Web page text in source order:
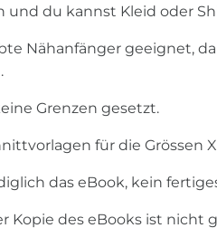
und du kannst Kleid oder
Nähanfänger geeignet,
Grenzen gesetzt.
für die Grössen
das eBook, kein
Kopie des eBooks ist nicht